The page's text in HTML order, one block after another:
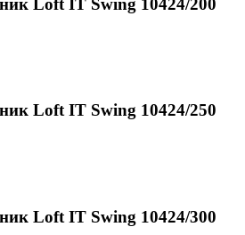
Loft IT Swing 10424/250
Loft IT Swing 10424/300